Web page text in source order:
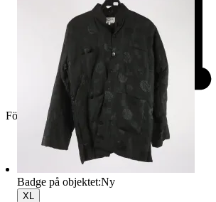
Företag
Badge på objektet:Ny
XL